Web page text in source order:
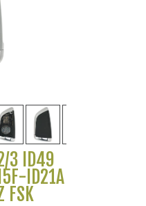
3 ID49
ID21A
FSK